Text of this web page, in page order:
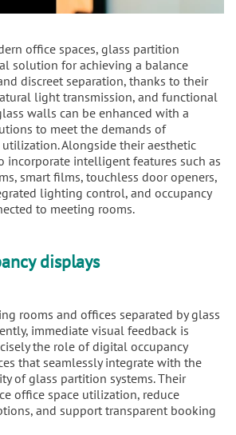
office spaces, glass partition
solution for achieving a balance
discreet separation, thanks to their
light transmission, and functional
walls can be enhanced with a
to meet the demands of
Alongside their aesthetic
incorporate intelligent features such as
smart films, touchless door openers,
lighting control, and occupancy
to meeting rooms.
displays
rooms and offices separated by glass
immediate visual feedback is
the role of digital occupancy
that seamlessly integrate with the
of glass partition systems. Their
office space utilization, reduce
and support transparent booking